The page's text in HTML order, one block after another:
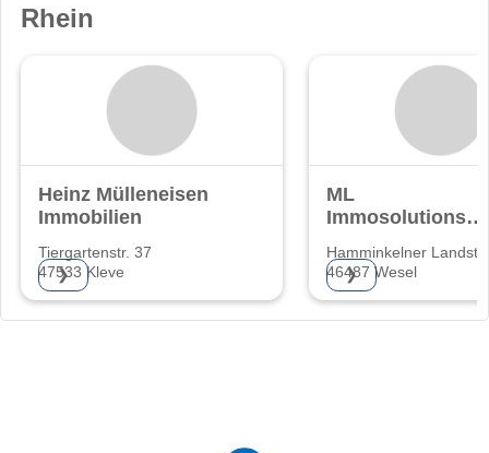
Rhein
Heinz Mülleneisen
Immobilien
Tiergartenstr. 37
47533 Kleve
❯
ML
Immosolutions
Hamminkelner
46487 Wesel
❯